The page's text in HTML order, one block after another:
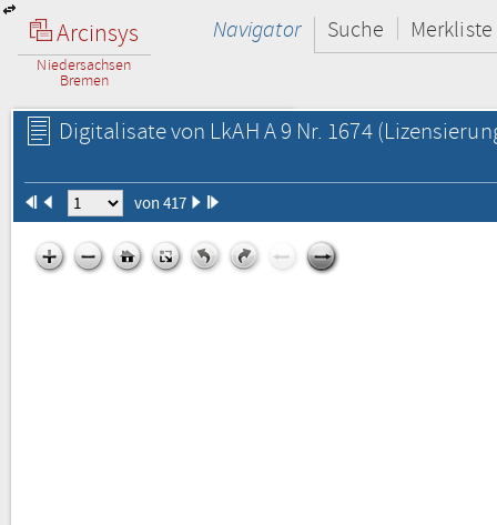
Arcinsys
Niedersachsen
Bremen
Navigator Suche Merkliste
Digitalisate von LkAH A 9 Nr. 1674
von 417